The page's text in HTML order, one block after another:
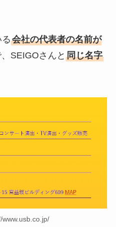
会社の代表者の名前が
SEIGOさんと 同じ名字
www.usb.co.jp/